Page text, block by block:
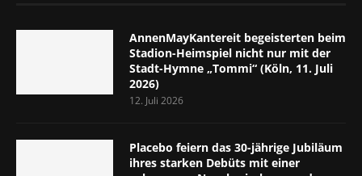
AnnenMayKantereit begeisterten beim
Stadion-Heimspiel nicht nur mit der
Stadt-Hymne „Tommi“ (Köln, 11. Juli
2026)
12. Juli 2026
Placebo feiern das 30-jährige Jubiläum
ihres starken Debüts mit einer